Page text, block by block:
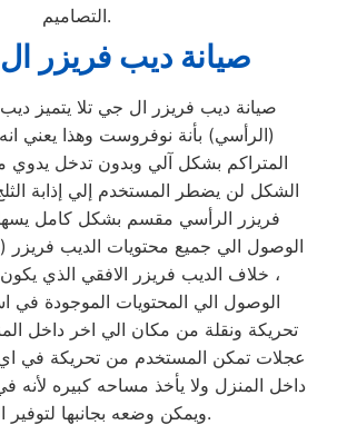
التصاميم.
صيانة ديب فريزر
صيانة ديب فريزر ال جي تلا يتميز
(الرأسي) بأنة نوفروست وهذا يعني انه
المتراكم بشكل آلي وبدون تدخل يدوي
الشكل لن يضطر المستخدم إلي إذابة
فريزر الرأسي مقسم بشكل كامل
الوصول الي جميع محتويات الديب فريزر
، خلاف الديب فريزر الافقي الذي
الوصول الي المحتويات الموجودة في
تحريكة ونقلة من مكان الي اخر داخل
عجلات تمكن المستخدم من تحريكة في اي
داخل المنزل ولا يأخذ مساحه كبيره لأنه
ويمكن وضعه بجانبها لتوفير المساحة.